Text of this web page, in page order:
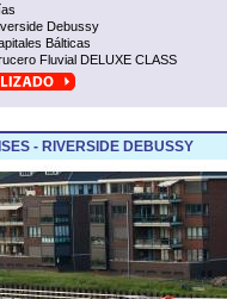
Debussy
Bálticas
Fluvial DELUXE CLASS
- RIVERSIDE DEBUSSY